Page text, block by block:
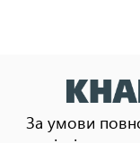
За умови